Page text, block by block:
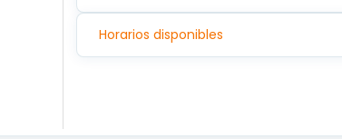
Horarios disponibles